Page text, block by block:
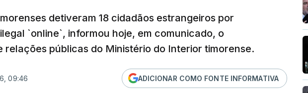
detiveram 18 cidadãos estrangeiros por
`online`, informou hoje, em comunicado, o
relações públicas do Ministério do Interior timorense.
09:46 ADICIONAR COMO FONTE INFORMATIVA